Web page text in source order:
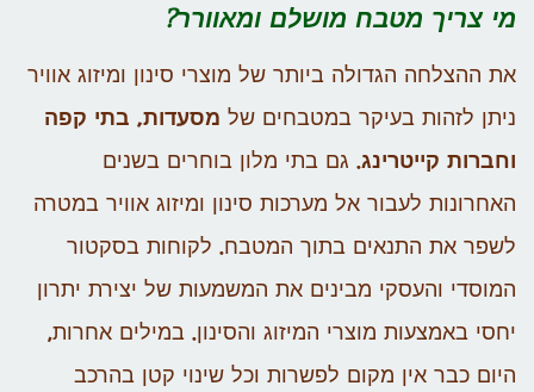
מי צריך מטבח מושלם ומאוורר?
את ההצלחה הגדולה ביותר של מוצרי סינון ומיזוג אוויר
ניתן לזהות בעיקר במטבחים של מסעדות, בתי קפה
וחברות קייטרינג. גם בתי מלון בוחרים בשנים
האחרונות לעבור אל מערכות סינון ומיזוג אוויר במטרה
לשפר את התנאים בתוך המטבח. לקוחות בסקטור
המוסדי והעסקי מבינים את המשמעות של יצירת יתרון
יחסי באמצעות מוצרי המיזוג והסינון. במילים אחרות,
היום כבר אין מקום לפשרות וכל שינוי קטן בהרכב